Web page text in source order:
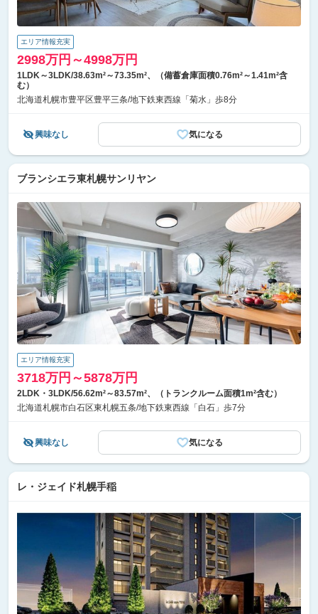
エリア情報充実
2998万円～4998万円
1LDK～3LDK/38.63m²～73.35m²、（備蓄倉庫面積0.76m²～1.41m²含
む）
北海道札幌市豊平区豊平三条/地下鉄東西線「菊水」歩8分
興味なし 気になる
ブランシエラ東札幌サンリヤン
エリア情報充実
3718万円～5878万円
2LDK・3LDK/56.62m²～83.57m²、（トランクルーム面積1m²含む）
北海道札幌市白石区東札幌五条/地下鉄東西線「白石」歩7分
興味なし 気になる
レ・ジェイド札幌手稲